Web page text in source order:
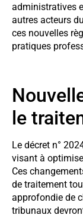
administratives
autres acteurs
ces nouvelles
pratiques
le
Le décret n°
visant à
Ces
de traitement
approfondie de
tribunaux